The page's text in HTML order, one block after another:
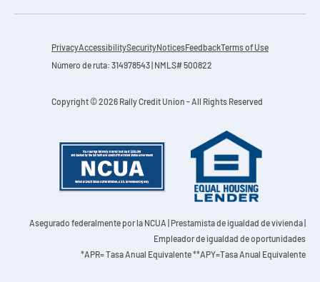
PrivacyAccessibilitySecurityNoticesFeedback Terms of Use
Número de ruta: 314978543 | NMLS# 500822
Copyright © 2026 Rally Credit Union - All Rights Reserved
Asegurado federalmente por la NCUA | Prestamista de igualdad de vivienda |
Empleador de igualdad de oportunidades
*APR= Tasa Anual Equivalente **APY=Tasa Anual Equivalente